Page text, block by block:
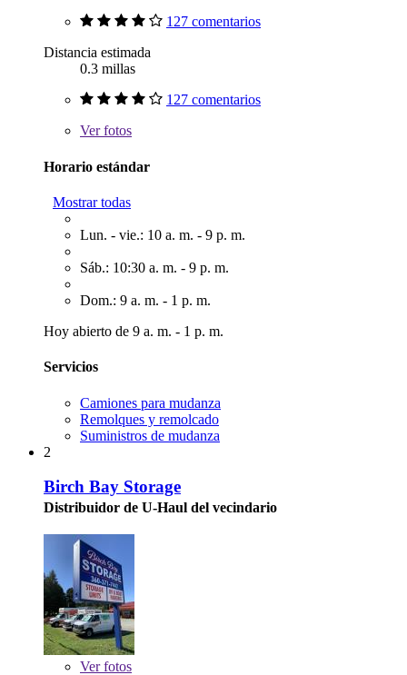
127 comentarios
Distancia estimada
0.3 millas
127 comentarios
Verfotos
Horario estándar
Mostrar todas
Lun. - vie.: 10 a. m. - 9 p. m.
Sáb.: 10:30 a. m. - 9 p. m.
Dom.: 9 a. m. - 1 p. m.
Hoy abierto de 9 a. m. - 1 p. m.
Servicios
Camiones para mudanza
Remolques y remolcado
Suministros de mudanza
2
Birch Bay Storage
Distribuidor de U-Haul del vecindario
Verfotos